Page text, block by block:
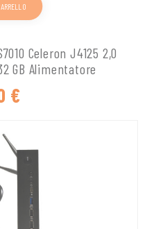
Celeron J4125 2,0
GB Alimentatore
€